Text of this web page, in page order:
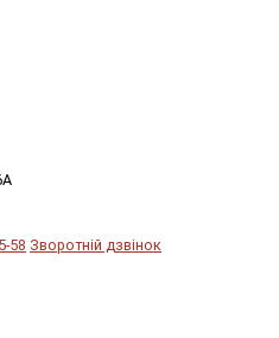
58 Зворотній дзвінок